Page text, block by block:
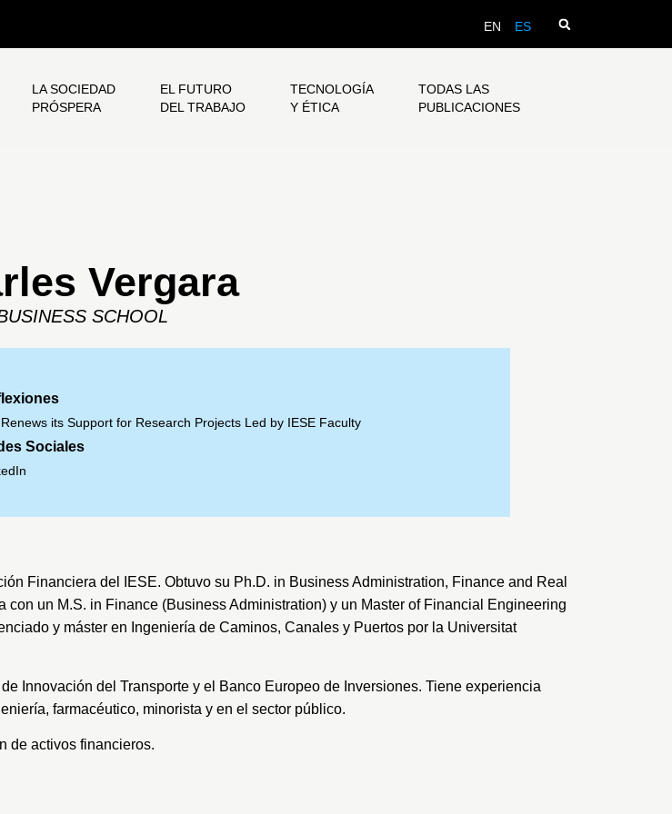
EN ES
LA SOCIEDAD
PRÓSPERA
EL FUTURO
DEL TRABAJO
TECNOLOGÍA
Y ÉTICA
TODAS LAS
PUBLICACIONES
Vergara
SCHOOL
its Support for Research Projects Led by IESE Faculty
Sociales
Financiera del IESE. Obtuvo su Ph.D. in Business Administration, Finance and Real
un M.S. in Finance (Business Administration) y un Master of Financial Engineering
y máster en Ingeniería de Caminos, Canales y Puertos por la Universitat
Innovación del Transporte y el Banco Europeo de Inversiones. Tiene experiencia
farmacéutico, minorista y en el sector público.
de activos financieros.